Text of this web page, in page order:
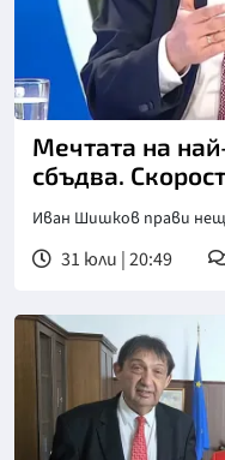
Снимка: БНТ
Мечтата на
сбъдва.
Иван Шишков прави
31 юли | 20:49